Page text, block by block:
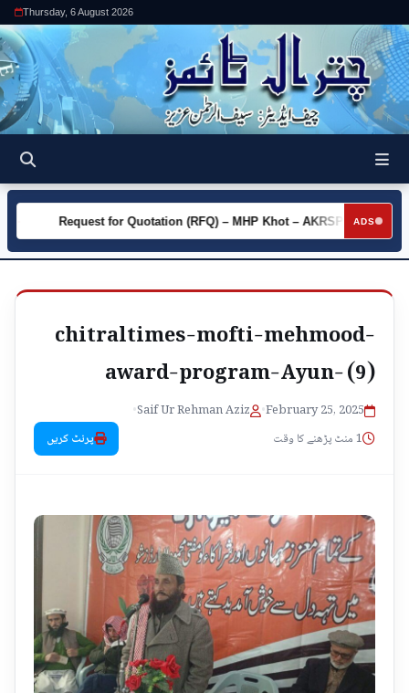
Thursday, 6 August 2026
ADS
►
Request for Quotation (RFQ) – MHP Khot – AKRSP
chitraltimes-mofti-mehmood-
award-program-Ayun- (9)
February 25, 2025
•
Saif Ur Rehman Aziz
•
1 منٹ پڑھنے کا وقت
پرنٹ کریں